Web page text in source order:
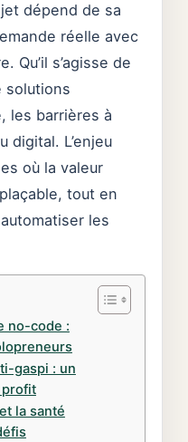
dépend de sa
réelle avec
Qu’il s’agisse de
solutions
les barrières à
digital. L’enjeu
où la valeur
tout en
les
no-code :
gaspi : un
profit
la santé